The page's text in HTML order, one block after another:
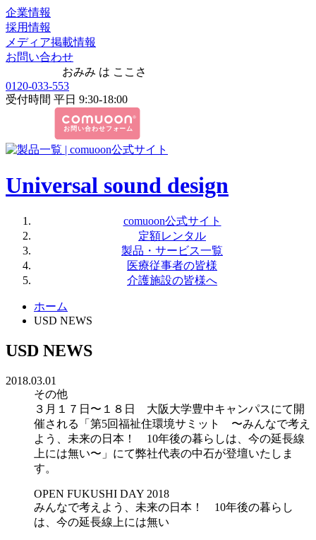
企業情報
採用情報
メディア掲載情報
お問い合わせ
おみみ は ここさ
0120-033-553
受付時間 平日 9:30-18:00
Universal sound design
comuoon公式サイト
定額レンタル
製品・サービス一覧
医療従事者の皆様
介護施設の皆様へ
ホーム
USD NEWS
USD NEWS
2018.03.01
その他
３月１７日〜１８日 大阪大学豊中キャンパスにて開
催される「第5回福祉住環境サミット 〜みんなで考え
よう、未来の日本！ 10年後の暮らしは、今の延長線
上には無い〜」にて弊社代表の中石が登壇いたしま
す。
OPEN FUKUSHI DAY 2018
みんなで考えよう、未来の日本！ 10年後の暮らし
は、今の延長線上には無い